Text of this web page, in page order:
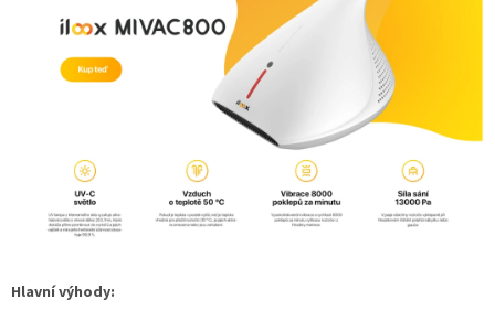
Hlavní výhody: